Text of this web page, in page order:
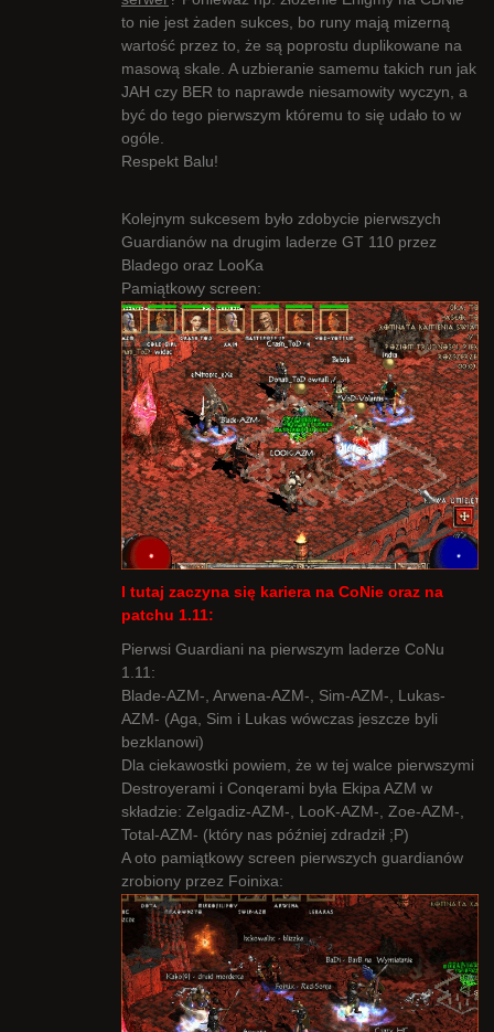
to nie jest żaden sukces, bo runy mają mizerną
wartość przez to, że są poprostu duplikowane na
masową skale. A uzbieranie samemu takich run jak
JAH czy BER to naprawde niesamowity wyczyn, a
być do tego pierwszym któremu to się udało to w
ogóle.
Respekt Balu!
Kolejnym sukcesem było zdobycie pierwszych
Guardianów na drugim laderze GT 110 przez
Bladego oraz LooKa
Pamiątkowy screen:
I tutaj zaczyna się kariera na CoNie oraz na
patchu 1.11:
Pierwsi Guardiani na pierwszym laderze CoNu
1.11:
Blade-AZM-, Arwena-AZM-, Sim-AZM-, Lukas-
AZM- (Aga, Sim i Lukas wówczas jeszcze byli
bezklanowi)
Dla ciekawostki powiem, że w tej walce pierwszymi
Destroyerami i Conqerami była Ekipa AZM w
składzie: Zelgadiz-AZM-, LooK-AZM-, Zoe-AZM-,
Total-AZM- (który nas później zdradził ;P)
A oto pamiątkowy screen pierwszych guardianów
zrobiony przez Foinixa: